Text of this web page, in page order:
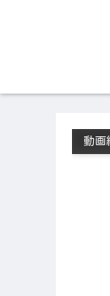
動画